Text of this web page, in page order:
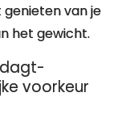
van je
het gewicht.
voorkeur